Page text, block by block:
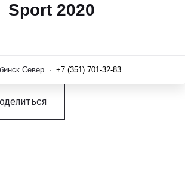
Sport 2020
Север · +7 (351) 701-32-83